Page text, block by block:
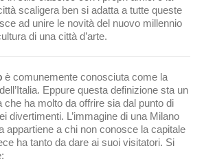
scaligera ben si adatta a tutte queste
ad unire le novità del nuovo millennio
di una città d’arte.
è comunemente conosciuta come la
Eppure questa definizione sta un
che ha molto da offrire sia dal punto di
divertimenti. L’immagine di una Milano
appartiene a chi non conosce la capitale
ha tanto da dare ai suoi visitatori. Si